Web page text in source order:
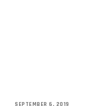
SEPTEMBER 6, 2019